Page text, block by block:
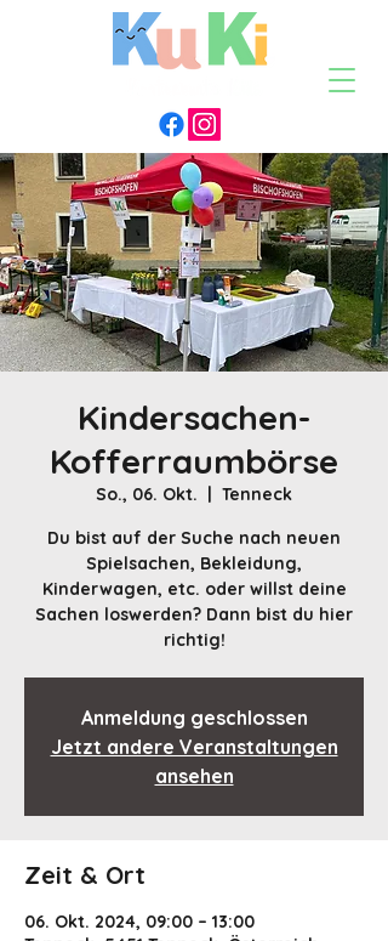
Kindersachen-
Kofferraumbörse
So., 06. Okt.
  |
Tenneck
Du bist auf der Suche nach neuen
Spielsachen, Bekleidung,
Kinderwagen, etc. oder willst deine
Sachen loswerden? Dann bist du hier
richtig!
Anmeldung geschlossen
Jetzt andere Veranstaltungen
ansehen
Zeit & Ort
06. Okt. 2024, 09:00 – 13:00